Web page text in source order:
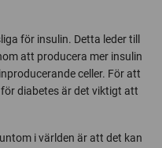
för insulin. Detta leder till
att producera mer insulin
celler. För att
diabetes är det viktigt att
i världen är att det kan